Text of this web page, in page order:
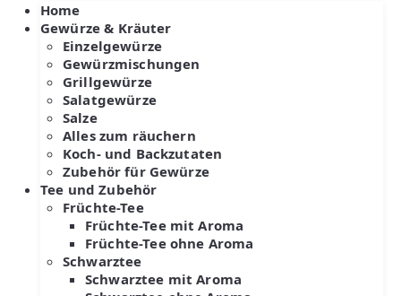
Home
Gewürze & Kräuter
Einzelgewürze
Gewürzmischungen
Grillgewürze
Salatgewürze
Salze
Alles zum räuchern
Koch- und Backzutaten
Zubehör für Gewürze
Tee und Zubehör
Früchte-Tee
Früchte-Tee mit Aroma
Früchte-Tee ohne Aroma
Schwarztee
Schwarztee mit Aroma